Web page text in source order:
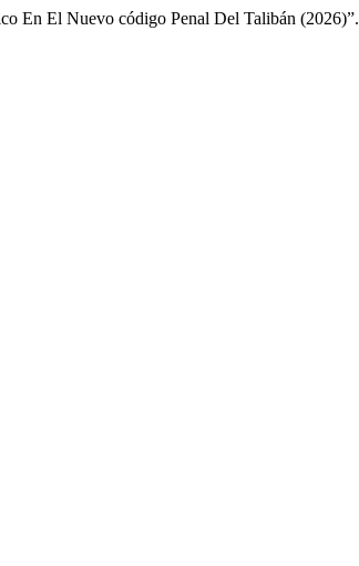
En El Nuevo código Penal Del Talibán (2026)”.